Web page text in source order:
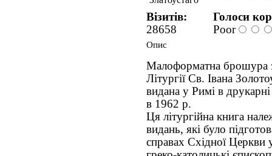
Візитів:
28658
Голоси
Poor
Опис
Малоформатна брошура
Літургії Св. Івана
видана у Римі в
в 1962 р.
Ця літургійна книга
видань, які було
справах Східної Церкви